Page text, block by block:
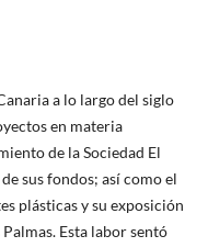
a lo largo del siglo
en materia
de la Sociedad El
sus fondos; así como el
plásticas y su exposición
Esta labor sentó